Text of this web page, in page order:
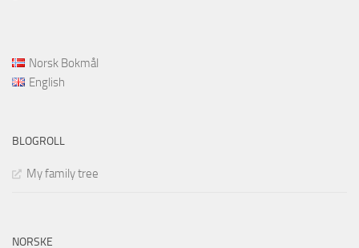
Norsk Bokmål
English
BLOGROLL
My family tree
NORSKE